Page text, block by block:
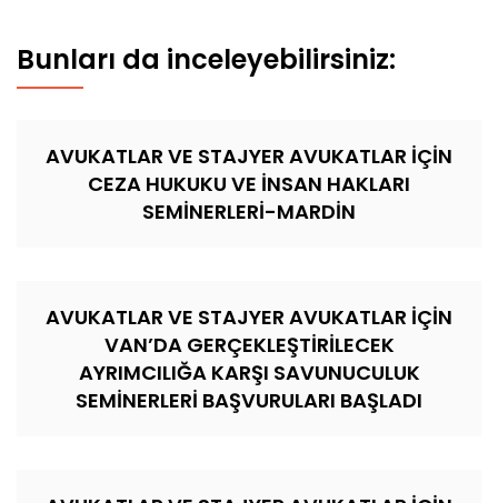
Bunları da inceleyebilirsiniz:
AVUKATLAR VE STAJYER AVUKATLAR İÇİN
CEZA HUKUKU VE İNSAN HAKLARI
SEMİNERLERİ-MARDİN
AVUKATLAR VE STAJYER AVUKATLAR İÇİN
VAN’DA GERÇEKLEŞTİRİLECEK
AYRIMCILIĞA KARŞI SAVUNUCULUK
SEMİNERLERİ BAŞVURULARI BAŞLADI